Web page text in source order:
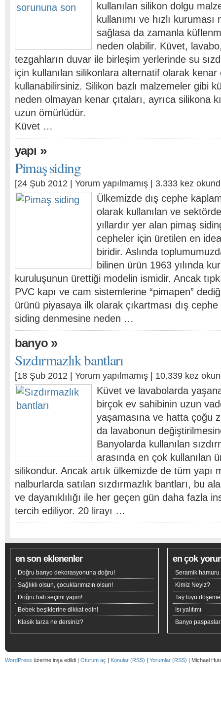
kullanılan silikon dolgu
kullanımı ve hızlı
sağlasa da zamanla
neden olabilir. Küvet,
tezgahların duvar ile birleşim yerlerinde su
için kullanılan silikonlara alternatif olarak kenar
kullanabilirsiniz. Silikon bazlı malzemeler gibi
neden olmayan kenar çıtaları, ayrıca silikona
uzun ömürlüdür.
Küvet …
yapı »
Pimaş siding
[24 Şub 2012 | Yorum yapılmamış | 3.333 kez
Ülkemizde dış cephe
olarak kullanılan ve
yıllardır yer alan pimaş
cepheler için üretilen en
biridir. Aslında
bilinen ürün 1963 yılında
kuruluşunun ürettiği modelin ismidir. Ancak
PVC kapı ve cam sistemlerine “pimapen”
ürünü piyasaya ilk olarak çıkartması dış
siding denmesine neden …
banyo»
Sızdırmazlık bantları
[18 Şub 2012 | Yorum yapılmamış | 10.339 kez
Küvet ve lavabolarda
birçok ev sahibinin uzun
yaşamasına ve hatta çoğu
da lavabonun
Banyolarda kullanılan
arasında en çok kullanılan
silikondur. Ancak artık ülkemizde de tüm yapı
nalburlarda satılan sızdırmazlık bantları, bu
ve dayanıklılığı ile her geçen gün daha fazla
tercih ediliyor. 20 lirayı …
en son eklenenler
Doğru banyo dekorasyonuna doğru!
Sağlıklı olsun, çocuklarımızın olsun!
Doğru halı seçimi yapın!
Bebek beşiklerine dikkat edin!
Klasik tarza ne dersiniz?
en çok
Seramik hamuru
Kimiz Neyiz?
Tay tüyü
Isı yalıtımı
Banyo
WordPress üzerine inşa edildi | Oturum aç | Konular (RSS) | Yorumlar (RSS) | Michael